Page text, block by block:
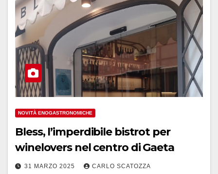
NOVITÀ ENOGASTRONOMICHE
Bless, l’imperdibile bistrot per
winelovers nel centro di Gaeta
31 MARZO 2025 CARLO SCATOZZA